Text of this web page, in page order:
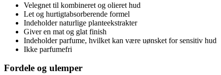
Velegnet til kombineret og olieret hud
Let og hurtigtabsorberende formel
Indeholder naturlige planteekstrakter
Giver en mat og glat finish
Indeholder parfume, hvilket kan være uønsket for sensitiv hud
Ikke parfumefri
Fordele og ulemper